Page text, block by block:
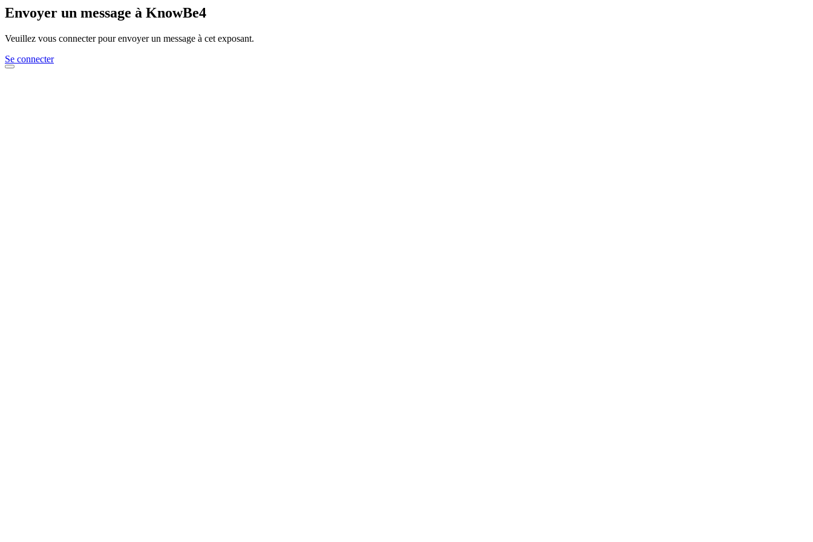
Envoyer un message à KnowBe4
Veuillez vous connecter pour envoyer un message à cet exposant.
Se connecter